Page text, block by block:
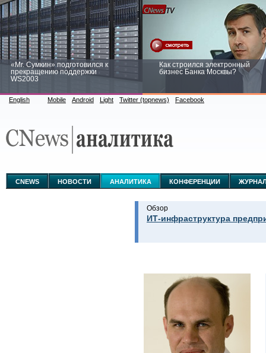
«Mr. Сумкин» подготовился к
прекращению поддержки
WS2003
Как строился электронный
бизнес Банка Москвы?
аналитике
English Mobile Android Light Twitter (topnews) Facebook
CNEWS НОВОСТИ АНАЛИТИКА КОНФЕРЕНЦИИ
Обзор
ИТ-инфраструктура